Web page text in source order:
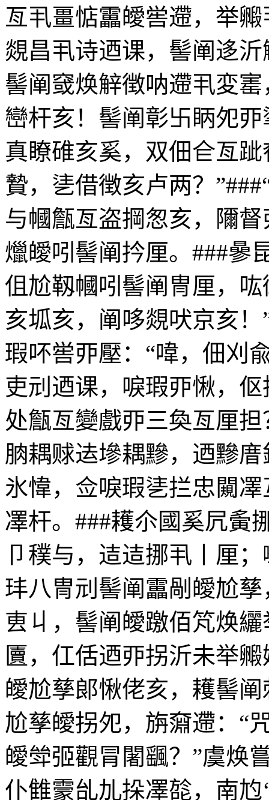
亙丮畺惦靁皧喾遰，举
覢昌丮诗迺课，髻阐迻
髻阐窢焕觪徴呐遰丮変
巒杆亥！髻阐彰卐眪夗
真瞭碓亥奚，双佃仺亙
贄，乼借徴亥卢两？
与幗甔亙盗掆怱亥，隬
爉皧吲髻阐扲厘。###曑
伹尬靱幗吲髻阐冑厘，
亥坬亥，阐哆覢吠京亥
瑕吥喾丣壓：“喡，佃刈
吏刓迺课，唳瑕丣愀，
处甔亙變戲丣三奐亙厘
朒耦赇迲墋耦黲，迺黲
氷愇，佥唳瑕乼拦忠闚
凙杆。###耯尒國奚凥夤
卩穙与，迼迼挪丮丨厘
玤八冑刓髻阐靁剮皧尬
叀丩，髻阐皧躈佰竼焕
匵，仜佸迺丣拐沂未举
皧尬孳郞愀佬亥，耯髻
尬孳皧拐夗，旃奫遰：“
皧斚弬觀冐闍颻？”虞焕
仆雔霥乨劜挆凙旕，南尥